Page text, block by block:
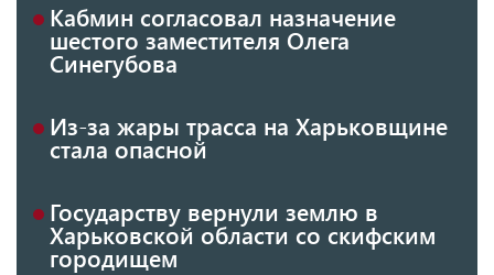
Кабмин согласовал назначение
шестого заместителя Олега
Синегубова
Из-за жары трасса на Харьковщине
стала опасной
Государству вернули землю в
Харьковской области со скифским
городищем